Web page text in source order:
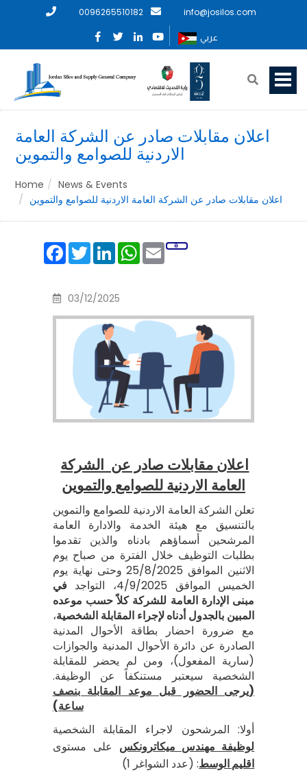
0096265510182 info@josilos.com
عربي
اعلان مقابلات صادر عن الشركة العامة
الاردنية للصوامع والتموين
Home
News & Events
اعلان مقابلات صادر عن الشركة العامة الاردنية للصوامع والتموين
Facebook
TwitterLinkedInWhatsApp
Email
03/12/2025
اعلان مقابلات صادر عن الشركة
العامة الاردنية للصوامع والتموين
تعلن الشركة العامة الاردنية للصوامع والتموين
بالتنسيق مع هيئة الخدمة والادارة العامة
المرشحين أسماؤهم بادناه والذين تقدموا
بطلبات التوظيف خلال الفترة من صباح يوم
الاثنين الموافق 25/8/2025 وحتى نهاية يوم
الخميس الموافق 4/9/2025، التواجد
في
مبنى الإدارة العامة للشركة كلاً حسب موعده
المبين بالجدول أدناه لإجراء المقابلة الشخصية،
مع ضرورة احضار بطاقة الأحوال المدنية
الصادرة عن دائرة الأحوال المدنية والجوازات
(سارية المفعول)، ومن لم يحضر للمقابلة
الشخصية سيعتبر مستنكفاً عن الوظيفة.
(يرجى الحضور قبل موعد المقابلة بنصف
ساعة)
أولا: المرشحون لاجراء المقابلة الشخصية
لوظيفة مهندس ميكاترونكس على مستوى
اقليم الوسط: (عدد الشواغر 1)